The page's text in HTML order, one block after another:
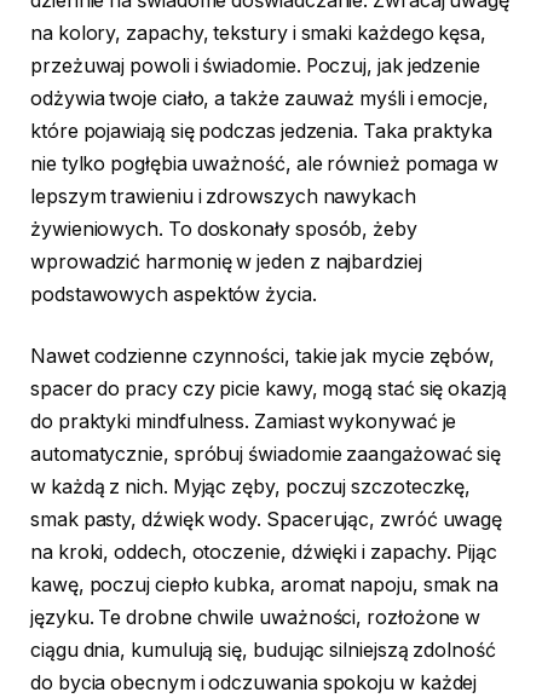
na kolory, zapachy, tekstury i smaki każdego kęsa,
przeżuwaj powoli i świadomie. Poczuj, jak jedzenie
odżywia twoje ciało, a także zauważ myśli i emocje,
które pojawiają się podczas jedzenia. Taka praktyka
nie tylko pogłębia uważność, ale również pomaga w
lepszym trawieniu i zdrowszych nawykach
żywieniowych. To doskonały sposób, żeby
wprowadzić harmonię w jeden z najbardziej
podstawowych aspektów życia.
Nawet codzienne czynności, takie jak mycie zębów,
spacer do pracy czy picie kawy, mogą stać się okazją
do praktyki mindfulness. Zamiast wykonywać je
automatycznie, spróbuj świadomie zaangażować się
w każdą z nich. Myjąc zęby, poczuj szczoteczkę,
smak pasty, dźwięk wody. Spacerując, zwróć uwagę
na kroki, oddech, otoczenie, dźwięki i zapachy. Pijąc
kawę, poczuj ciepło kubka, aromat napoju, smak na
języku. Te drobne chwile uważności, rozłożone w
ciągu dnia, kumulują się, budując silniejszą zdolność
do bycia obecnym i odczuwania spokoju w każdej